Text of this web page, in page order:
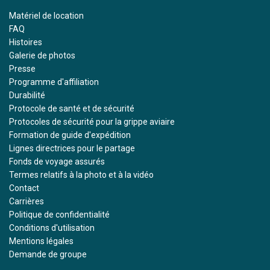
Matériel de location
FAQ
Histoires
Galerie de photos
Presse
Programme d'affiliation
Durabilité
Protocole de santé et de sécurité
Protocoles de sécurité pour la grippe aviaire
Formation de guide d'expédition
Lignes directrices pour le partage
Fonds de voyage assurés
Termes relatifs à la photo et à la vidéo
Contact
Carrières
Politique de confidentialité
Conditions d'utilisation
Mentions légales
Demande de groupe